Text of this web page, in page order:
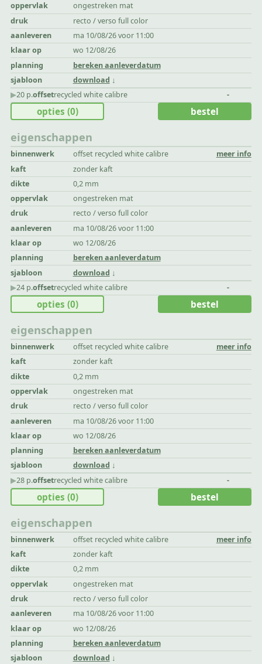
oppervlak
ongestreken mat
druk
recto / verso full color
aanleveren
ma 10/08/26 voor 11:00
klaar op
wo 12/08/26
planning
bereken aanleverdatum
sjabloon
download
▶︎20 p.offsetrecycled white calibre -
eigenschappen
binnenwerk offset recycled white calibre
meer info
kaft
zonder kaft
dikte
0,2 mm
oppervlak
ongestreken mat
druk
recto / verso full color
aanleveren
ma 10/08/26 voor 11:00
klaar op
wo 12/08/26
planning
bereken aanleverdatum
sjabloon
download
opties (0) bestel
▶︎24 p.offsetrecycled white calibre -
eigenschappen
binnenwerk offset recycled white calibre
meer info
kaft
zonder kaft
dikte
0,2 mm
oppervlak
ongestreken mat
druk
recto / verso full color
aanleveren
ma 10/08/26 voor 11:00
klaar op
wo 12/08/26
planning
bereken aanleverdatum
sjabloon
download
opties (0) bestel
▶︎28 p.offsetrecycled white calibre -
eigenschappen
binnenwerk offset recycled white calibre
meer info
kaft
zonder kaft
dikte
0,2 mm
oppervlak
ongestreken mat
druk
recto / verso full color
aanleveren
ma 10/08/26 voor 11:00
klaar op
wo 12/08/26
planning
bereken aanleverdatum
sjabloon
download
opties (0) bestel